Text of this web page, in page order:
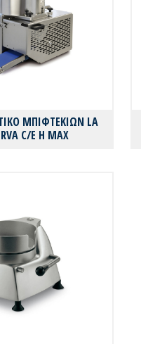
ΜΠΙΦΤΕΚΙΩΝ LA
C/E H MAX